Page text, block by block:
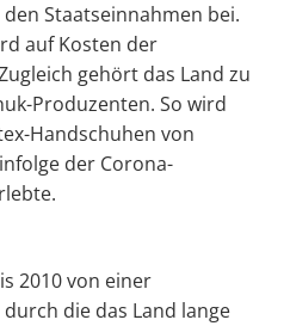
Staatseinnahmen bei.
auf Kosten der
gehört das Land zu
Produzenten. So wird
Handschuhen von
der Corona-
2010 von einer
die das Land lange